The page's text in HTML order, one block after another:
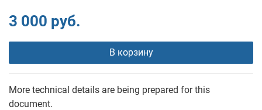
3 000 руб.
В корзину
More technical details are being prepared for this
document.